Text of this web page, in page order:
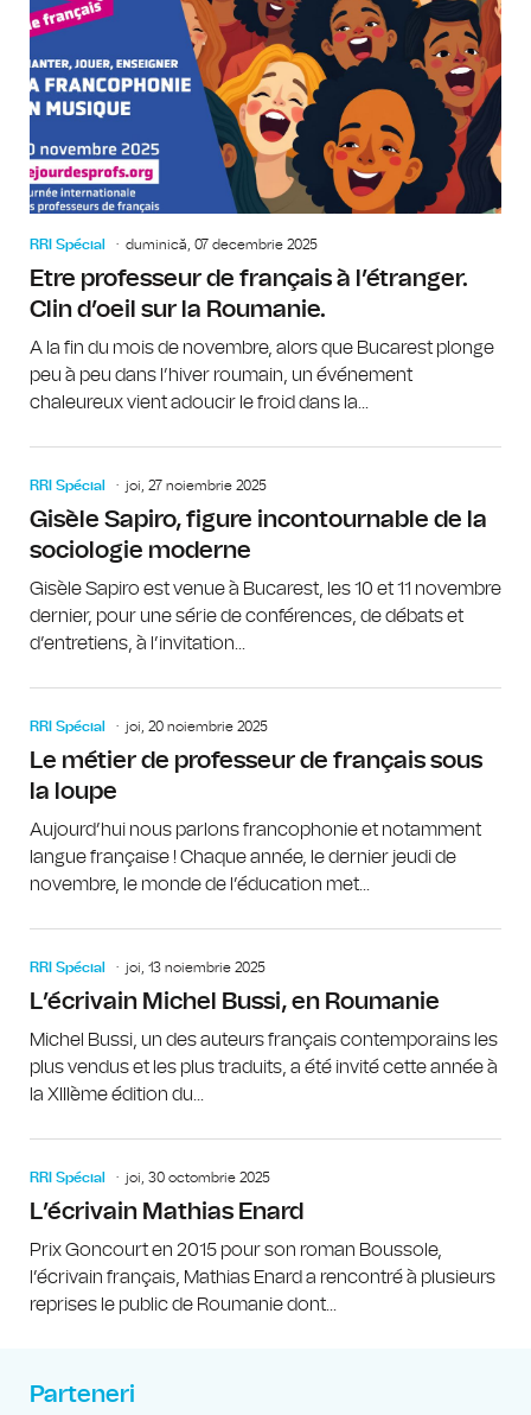
RRI Spécial duminică, 07 decembrie 2025
Etre professeur de français à l’étranger.
Clin d’oeil sur la Roumanie.
A la fin du mois de novembre, alors que Bucarest plonge
peu à peu dans l’hiver roumain, un événement
chaleureux vient adoucir le froid dans la...
RRI Spécial joi, 27 noiembrie 2025
Gisèle Sapiro, figure incontournable de la
sociologie moderne
Gisèle Sapiro est venue à Bucarest, les 10 et 11 novembre
dernier, pour une série de conférences, de débats et
d’entretiens, à l’invitation...
RRI Spécial joi, 20 noiembrie 2025
Le métier de professeur de français sous
la loupe
Aujourd’hui nous parlons francophonie et notamment
langue française ! Chaque année, le dernier jeudi de
novembre, le monde de l’éducation met...
RRI Spécial joi, 13 noiembrie 2025
L’écrivain Michel Bussi, en Roumanie
Michel Bussi, un des auteurs français contemporains les
plus vendus et les plus traduits, a été invité cette année à
la XIIIème édition du...
RRI Spécial joi, 30 octombrie 2025
L’écrivain Mathias Enard
Prix Goncourt en 2015 pour son roman Boussole,
l’écrivain français, Mathias Enard a rencontré à plusieurs
reprises le public de Roumanie dont...
Parteneri